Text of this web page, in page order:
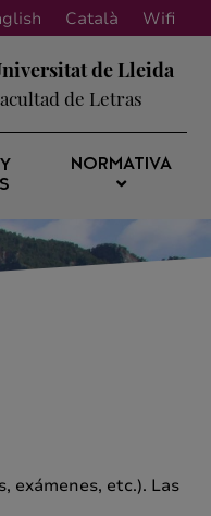
Català Wifi
de Lleida
de Letras
NORMATIVA
exámenes, etc.). Las